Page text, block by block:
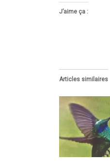
J’aime ça :
Articles similaires